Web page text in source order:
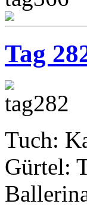
Tag
Tuch:
Gürtel: